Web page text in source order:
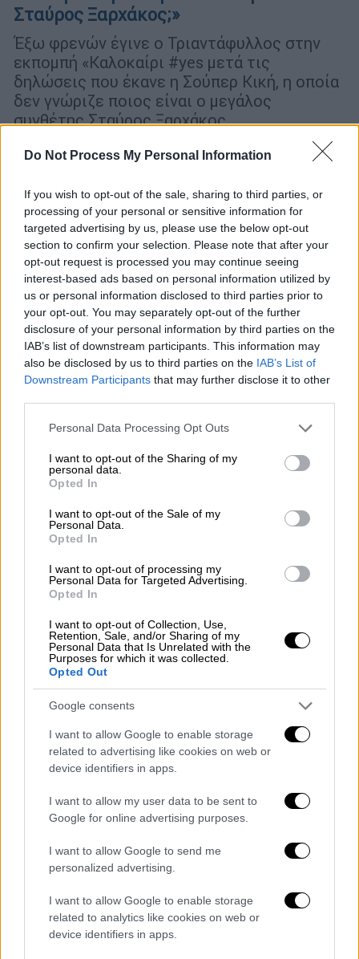
Do Not Process My Personal Information
If you wish to opt-out of the sale, sharing to third parties, or
processing of your personal or sensitive information for
targeted advertising by us, please use the below opt-out
section to confirm your selection. Please note that after your
opt-out request is processed you may continue seeing
interest-based ads based on personal information utilized by
us or personal information disclosed to third parties prior to
your opt-out. You may separately opt-out of the further
disclosure of your personal information by third parties on the
IAB’s list of downstream participants. This information may
also be disclosed by us to third parties on the IAB’s List of
Downstream Participants that may further disclose it to other
Please note that this website/app uses one or more Google
not limited to your visit or usage behaviour. You may click to
grant or deny consent to Google and its third-party tags to
use your data for below specified purposes in below Google
consent section.
Personal Data Processing Opt Outs
I want to opt-out of the Sharing of my
personal data.
Opted In
I want to opt-out of the Sale of my
Personal Data.
Opted In
I want to opt-out of processing my
Personal Data for Targeted Advertising.
Opted In
I want to opt-out of Collection, Use,
Retention, Sale, and/or Sharing of my
Personal Data that Is Unrelated with the
Purposes for which it was collected.
Opted Out
Google consents
I want to allow Google to enable storage
related to advertising like cookies on web or
device identifiers in apps.
I want to allow my user data to be sent to
Google for online advertising purposes.
I want to allow Google to send me
personalized advertising.
I want to allow Google to enable storage
related to analytics like cookies on web or
device identifiers in apps.
Σταύρος Ξαρχάκος;»
Έξω φρενών έγινε ο Τριαντάφυλλος στην
εκπομπή «Καλοκαίρι #yes μετά τις
δηλώσεις που έκανε η Σούπερ Κική, η οποία
δεν γνώριζε ποιος είναι ο μεγάλος
συνθέτης Σταύρος Ξαρχάκος
Super Κική: Αφέθηκε ελεύθερη με
περιοριστικούς όρους - «Θα τα πω όλα
στο Instagram, πέρασα φρικτά»
Ο δικηγόρος του αντίδικου, Ανδρέας
Θεοδωρόπουλος, αποκάλεσε την influencer
«σούπερ αμόλυβδη»
Δίωξη για ληστεία ασκήθηκε στη
Ο συνήγορος της Super Κικής, Βίκτωρας
Στεφανόπουλος διέψευσε όσα ακούστηκαν